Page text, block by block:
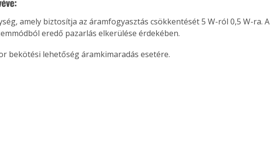
is
Bárhol,
az
amely biztosítja az áramfogyasztás csökkentését 5 W-ról 0,5 W-ra. A
eredő pazarlás elkerülése érdekében.
bekötési lehetőség áramkimaradás esetére.